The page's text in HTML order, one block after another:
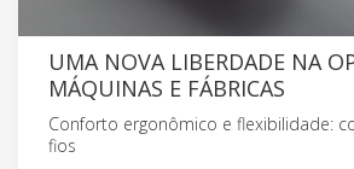
UMA NOVA LIBERDADE NA
MÁQUINAS E FÁBRICAS
Conforto ergonômico e flexibilidade:
fios